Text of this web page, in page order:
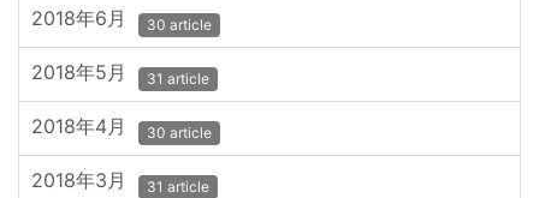
2018年6月 30 article
2018年5月 31 article
2018年4月 30 article
2018年3月 31 article